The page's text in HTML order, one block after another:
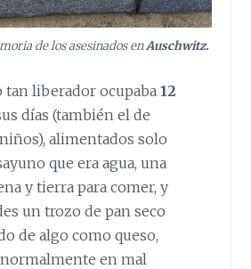
de los asesinados enAuschwitz.
tan liberador ocupaba 12
días (también el de
alimentados solo
que era agua, una
y tierra para comer, y
un trozo de pan seco
de algo como queso,
en mal